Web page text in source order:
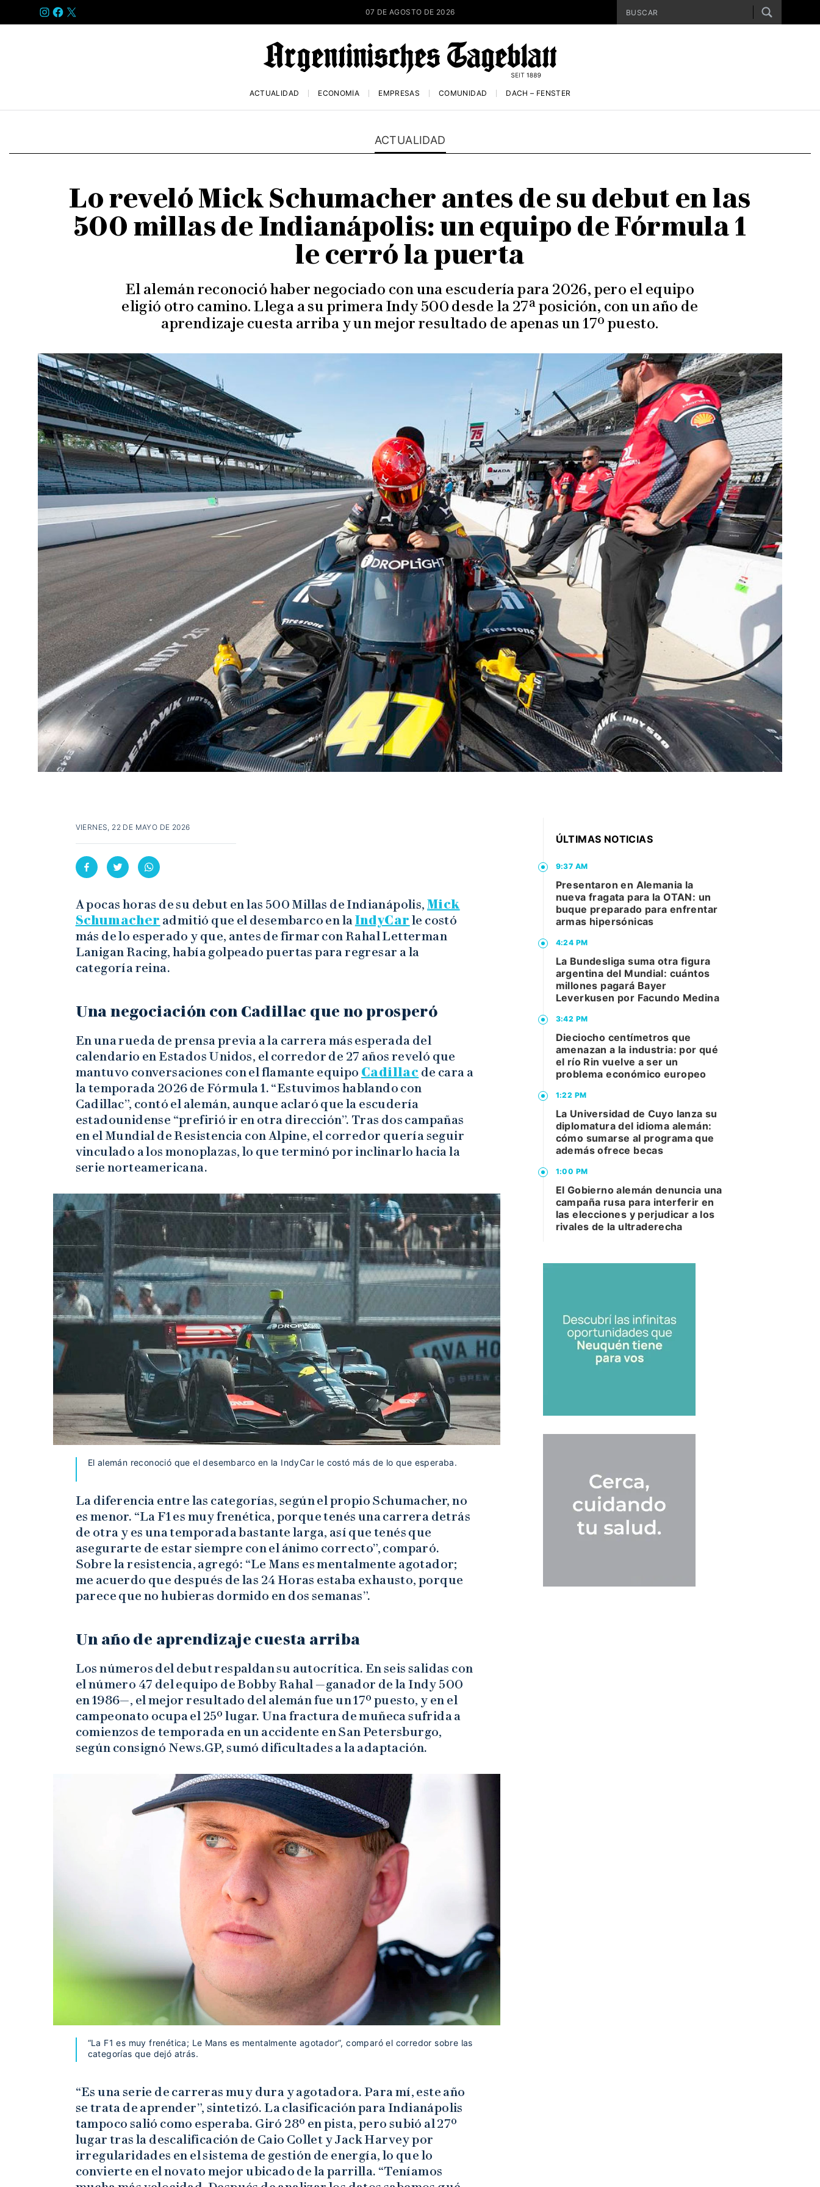
INSTAGRAM
FACEBOOK
X 07 DE AGOSTO DE 2026
ACTUALIDAD ECONOMÍA EMPRESAS COMUNIDAD DACH – FENSTER
ACTUALIDAD
Lo reveló Mick Schumacher antes de su debut en las
500 millas de Indianápolis: un equipo de Fórmula 1
le cerró la puerta
El alemán reconoció haber negociado con una escudería para 2026, pero el equipo
eligió otro camino. Llega a su primera Indy 500 desde la 27ª posición, con un año de
aprendizaje cuesta arriba y un mejor resultado de apenas un 17º puesto.
VIERNES, 22 DE MAYO DE 2026
A pocas horas de su debut en las 500 Millas de Indianápolis,Mick
Schumacher admitió que el desembarco en laIndyCar le costó
más de lo esperado y que, antes de firmar con Rahal Letterman
Lanigan Racing, había golpeado puertas para regresar a la
categoría reina.
Una negociación con Cadillac que no prosperó
En una rueda de prensa previa a la carrera más esperada del
calendario en Estados Unidos, el corredor de 27 años reveló que
mantuvo conversaciones con el flamante equipo Cadillac de cara a
la temporada 2026 de Fórmula 1. “Estuvimos hablando con
Cadillac”, contó el alemán, aunque aclaró que la escudería
estadounidense “prefirió ir en otra dirección”. Tras dos campañas
en el Mundial de Resistencia con Alpine, el corredor quería seguir
vinculado a los monoplazas, lo que terminó por inclinarlo hacia la
serie norteamericana.
El alemán reconoció que el desembarco en la IndyCar le costó más de lo que esperaba.
La diferencia entre las categorías, según el propio Schumacher, no
es menor. “La F1 es muy frenética, porque tenés una carrera detrás
de otra y es una temporada bastante larga, así que tenés que
asegurarte de estar siempre con el ánimo correcto”, comparó.
Sobre la resistencia, agregó: “Le Mans es mentalmente agotador;
me acuerdo que después de las 24 Horas estaba exhausto, porque
parece que no hubieras dormido en dos semanas”.
Un año de aprendizaje cuesta arriba
Los números del debut respaldan su autocrítica. En seis salidas con
el número 47 del equipo de Bobby Rahal —ganador de la Indy 500
en 1986—, el mejor resultado del alemán fue un 17º puesto, y en el
campeonato ocupa el 25º lugar. Una fractura de muñeca sufrida a
comienzos de temporada en un accidente en San Petersburgo,
según consignó News.GP, sumó dificultades a la adaptación.
“La F1 es muy frenética; Le Mans es mentalmente agotador”, comparó el corredor sobre las
categorías que dejó atrás.
“Es una serie de carreras muy dura y agotadora. Para mí, este año
se trata de aprender”, sintetizó. La clasificación para Indianápolis
tampoco salió como esperaba. Giró 28º en pista, pero subió al 27º
lugar tras la descalificación de Caio Collet y Jack Harvey por
irregularidades en el sistema de gestión de energía, lo que lo
convierte en el novato mejor ubicado de la parrilla. “Teníamos
ÚLTIMAS NOTICIAS
9:37 AM
Presentaron en Alemania la
nueva fragata para la OTAN: un
buque preparado para enfrentar
armas hipersónicas
4:24 PM
La Bundesliga suma otra figura
argentina del Mundial: cuántos
millones pagará Bayer
Leverkusen por Facundo Medina
3:42 PM
Dieciocho centímetros que
amenazan a la industria: por qué
el río Rin vuelve a ser un
problema económico europeo
1:22 PM
La Universidad de Cuyo lanza su
diplomatura del idioma alemán:
cómo sumarse al programa que
además ofrece becas
1:00 PM
El Gobierno alemán denuncia una
campaña rusa para interferir en
las elecciones y perjudicar a los
rivales de la ultraderecha